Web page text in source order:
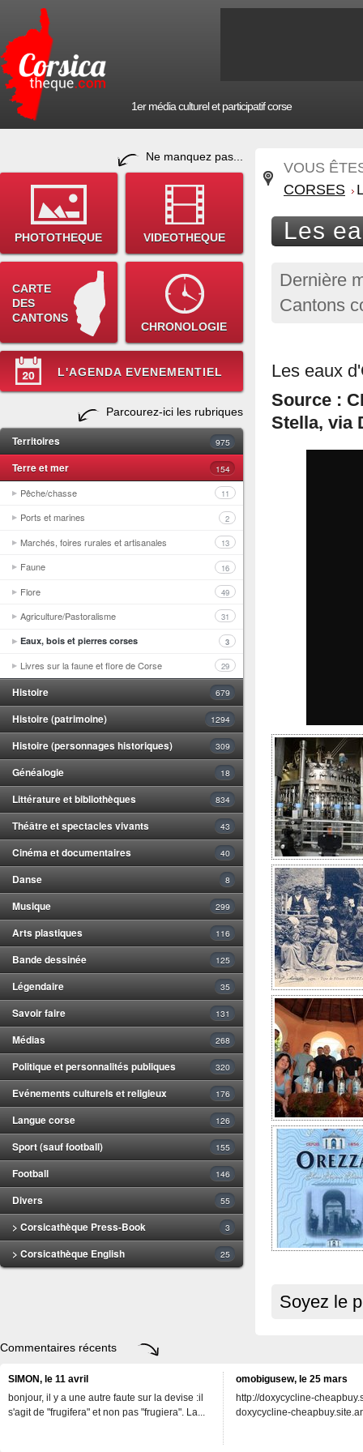
1er média culturel et participatif corse
Ne manquez pas...
PHOTOTHEQUE VIDEOTHEQUE
CARTE
DES
CANTONS
CHRONOLOGIE
L'AGENDA EVENEMENTIEL
Parcourez-ici les rubriques
Territoires 975
Terre et mer 154
Pêche/chasse 11
Ports et marines 2
Marchés, foires rurales et artisanales 13
Faune 16
Flore 49
Agriculture/Pastoralisme 31
Eaux, bois et pierres corses 3
Livres sur la faune et flore de Corse 29
Histoire 679
Histoire (patrimoine) 1294
Histoire (personnages historiques) 309
Généalogie 18
Littérature et bibliothèques 834
Théâtre et spectacles vivants 43
Cinéma et documentaires 40
Danse 8
Musique 299
Arts plastiques 116
Bande dessinée 125
Légendaire 35
Savoir faire 131
Médias 268
Politique et personnalités publiques 320
Evénements culturels et religieux 176
Langue corse 126
Sport (sauf football) 155
Football 146
Divers 55
> Corsicathèque Press-Book 3
> Corsicathèque English 25
VOUS
CORSES
Les
Dernière
Cantons
Les eaux
Source :
Stella, via
Soyez le
Commentaires récents
SIMON, le 11 avril
bonjour, il y a une autre faute sur la devise :il
s'agit de "frugifera" et non pas "frugiera". La...
omobigusew, le 25 mars
http://doxycycline-
doxycycline-